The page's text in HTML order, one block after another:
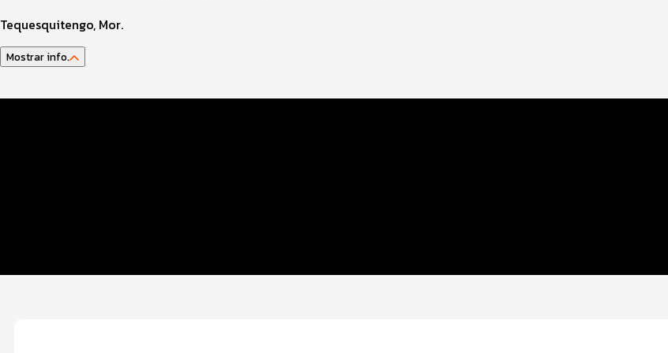
Tequesquitengo, Mor.
Mostrar info.